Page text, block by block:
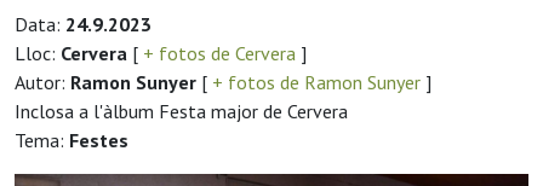
Data: 24.9.2023
Lloc: Cervera [ + fotos de Cervera ]
Autor: Ramon Sunyer [ + fotos de Ramon Sunyer ]
Inclosa a l'àlbum Festa major de Cervera
Tema: Festes